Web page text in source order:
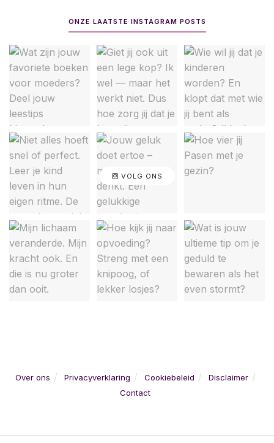
ONZE LAATSTE INSTAGRAM POSTS
VOLG ONS
Over ons Privacyverklaring Cookiebeleid
Disclaimer
Contact